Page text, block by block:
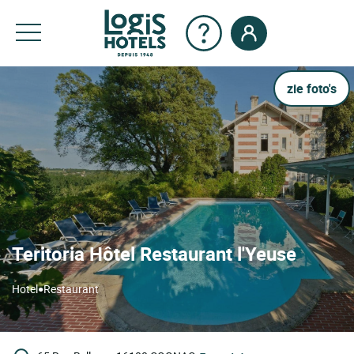
zie foto's
Teritoria Hôtel Restaurant l'Yeuse
Hotel•Restaurant